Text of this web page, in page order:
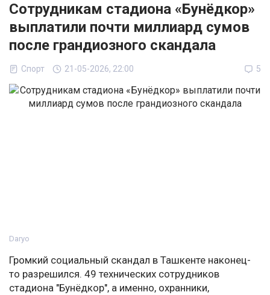
Сотрудникам стадиона «Бунёдкор»
выплатили почти миллиард сумов
после грандиозного скандала
Спорт 21-05-2026, 22:00 5
Daryo
Громкий социальный скандал в Ташкенте наконец-
то разрешился. 49 технических сотрудников
стадиона "Бунёдкор", а именно, охранники,